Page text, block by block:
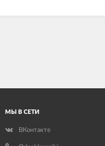
МЫ В СЕТИ
ВКонтакте